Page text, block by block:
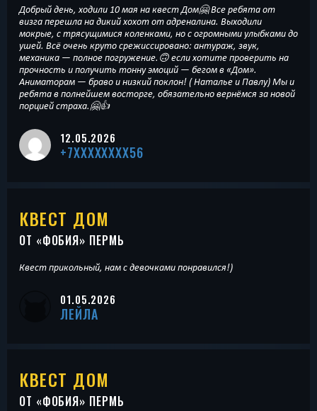
Добрый день, ходили 10 мая на квест Дом🤗 Все ребята от
визга перешла на дикий хохот от адреналина. Выходили
мокрые, с трясущимися коленками, но с огромными улыбками до
ушей. Всё очень круто срежиссировано: антураж, звук,
механика — полное погружение.🙃 если хотите проверить на
прочность и получить тонну эмоций — бегом в «Дом».
Аниматорам — браво и низкий поклон! ( Наталье и Павлу) Мы и
ребята в полнейшем восторге, обязательно вернёмся за новой
порцией страха.🤗👍
12.05.2026
+7XXXXXXXX56
КВЕСТ ДОМ
ОТ «ФОБИЯ» ПЕРМЬ
Квест прикольный, нам с девочками понравился!)
01.05.2026
ЛЕЙЛА
КВЕСТ ДОМ
ОТ «ФОБИЯ» ПЕРМЬ